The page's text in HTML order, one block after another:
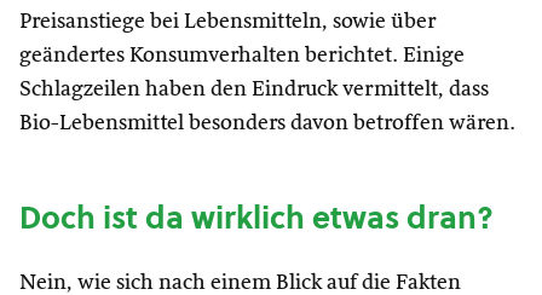
Preisanstiege bei Lebensmitteln, sowie über
geändertes Konsumverhalten berichtet. Einige
Schlagzeilen haben den Eindruck vermittelt, dass
Bio-Lebensmittel besonders davon betroffen wären.
Doch ist da wirklich etwas dran?
Nein, wie sich nach einem Blick auf die Fakten